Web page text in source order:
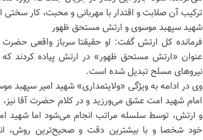
ترکیب آن صلابت و اقتدار با مهربانی و محبت، کار
شهید سپهبد موسوی و ارتش مستحق ظهور
فرمانده کل ارتش گفت: او حقیقتا سرباز واقعی
عنوان «ارتش مستحق ظهور» در ارتش پیاده کردند
نیروهای مسلح تبدیل شده است.
وی در ادامه به ویژگی «ولایتمداری» شهید امیر سپهبد
امام شهید امت عشق می‌ورزید و در کلام حضرت آقا نیز،
و ارتش، توسط سلسله مراتب انجام می‌شود اما شهید
خود شخصا و با بیشترین دقت و صحیح‌ترین روش،